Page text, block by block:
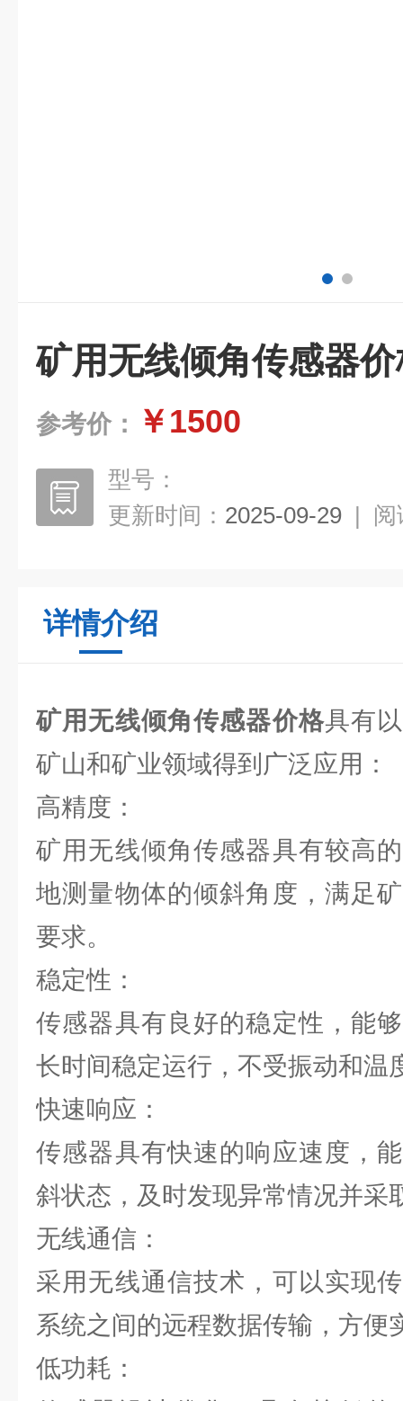
矿用无线倾角传感器
参考价： ￥1500
型号：
更新时间： 2025-09-29 | 阅
详情介绍
矿用无线倾角传感器价格具有
矿山和矿业领域得到广泛应用：
高精度：
矿用无线倾角传感器具有较高
地测量物体的倾斜角度，满足
要求。
稳定性：
传感器具有良好的稳定性，能
长时间稳定运行，不受振动和温
快速响应：
传感器具有快速的响应速度，
斜状态，及时发现异常情况并采
无线通信：
采用无线通信技术，可以实现
系统之间的远程数据传输，方便
低功耗：